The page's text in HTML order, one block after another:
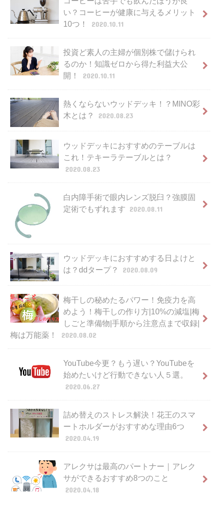
い？コーヒーが健康に与えるメリット
10つ！
2020.10.11
投資ど素人の主婦が個別株で儲けられ
るのか！知識ゼロから得た利益大公
開！
2020.10.11
熱くならないウッドデッキ！？MINO彩
木とは？
2020.08.23
ウッドデッキにおすすめのテーブルは
これ！テキーラテーブルとは？
2020.08.23
白内障手術で眼内レンズ脱臼？強膜固
定術でもずれます 2020.08.11
ウッドデッキにおすすめする日よけと
は？ddタープ？
2020.08.09
梅干しの秘めたるパワー！免疫力を高
めよう！梅干しの作り方|10%の減塩|梅
しごと準備物|手順から注意点まで収録|
梅は万能薬！
2020.08.02
YouTube今更？もう遅い？YouTubeを
始めたいけど行動できない人５選。
2020.06.27
詰め替えのストレス解決！花王のスマ
ートホルダーがおすすめな理由6つ
2020.04.19
アレクサは最高のパートナー｜アレク
サができるおすすめ8つのこと
2020.04.18